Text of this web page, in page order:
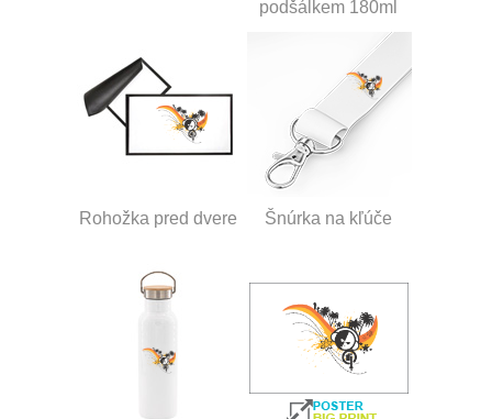
podšálkem 180ml
Rohožka pred dvere Šnúrka na kľúče